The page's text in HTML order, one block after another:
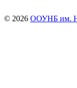
© 2026 ООУНБ им.